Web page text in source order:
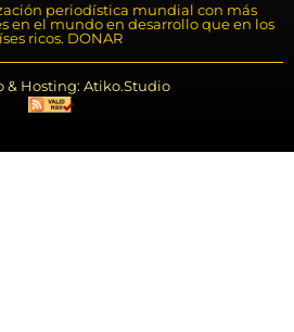
periodística mundial con más
en el mundo en desarrollo que en los
ricos. DONAR
& Hosting: Atiko.Studio